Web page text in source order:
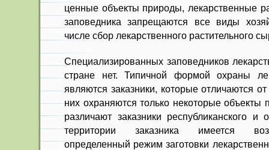
цен­ные объекты природы, лекарственные
заповед­ника запрещаются все виды
числе сбор лекар­ственного растительного
Специализированных заповедни­ков
стране нет. Типичной формой охраны
являются заказники, которые отличаются
них охраняются только некоторые
различают заказники республиканского и
территории заказника имеется
определенный режим заготовки